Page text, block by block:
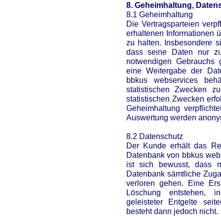
8. Geheimhaltung,
8.1 Geheimhaltung
Die Vertragsparteien
erhaltenen Informationen
zu halten. Insbesondere
dass seine Daten nur
notwendigen Gebrauchs
eine Weitergabe der
bbkus webservices
statistischen Zwecken
statistischen Zwecken
Geheimhaltung
Auswertung werden
8.2 Datenschutz
Der Kunde erhält das
Datenbank von bbkus
ist sich bewusst, dass
Datenbank sämtliche
verloren gehen. Eine
Löschung entstehen,
geleisteter Entgelte
besteht dann jedoch nicht.